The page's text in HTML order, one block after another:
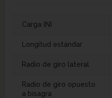
Carga (N)
Longitud estándar
Radio de giro lateral
Radio de giro opuesto
a bisagra